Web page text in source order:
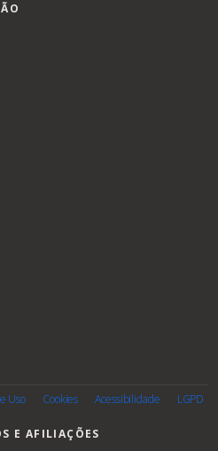
Uso Cookies Acessibilidade LGPD
E AFILIAÇÕES